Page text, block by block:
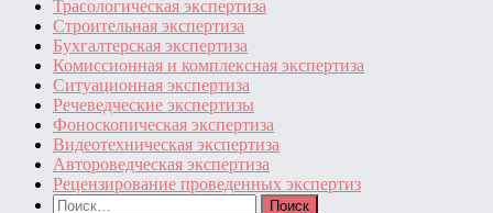
Трасологическая экспертиза
Строительная экспертиза
Бухгалтерская экспертиза
Комиссионная и комплексная экспертиза
Ситуационная экспертиза
Речеведческие экспертизы
Фоноскопическая экспертиза
Видеотехническая экспертиза
Автороведческая экспертиза
Рецензирование проведенных экспертиз
Найти: